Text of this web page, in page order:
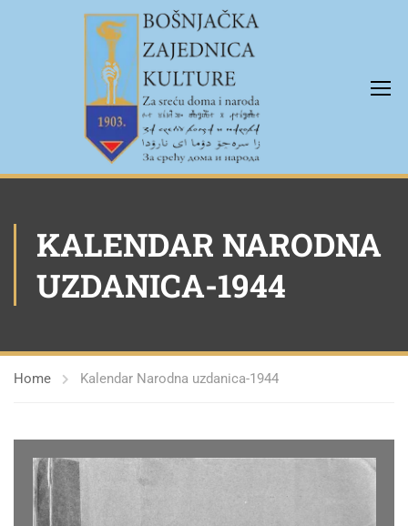
KALENDAR NARODNA
UZDANICA-1944
Home Kalendar Narodna uzdanica-1944